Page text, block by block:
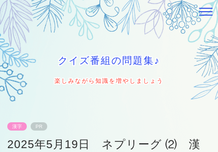
クイズ番組の問題集♪
楽しみながら知識を増やしましょう
漢字 PR
2025年5月19日 ネプリーグ ⑵ 漢